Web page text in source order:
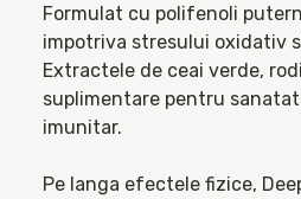
Formulat cu polifenoli
impotriva stresului oxidativ
Extractele de ceai verde,
suplimentare pentru
imunitar.
Pe langa efectele fizice,